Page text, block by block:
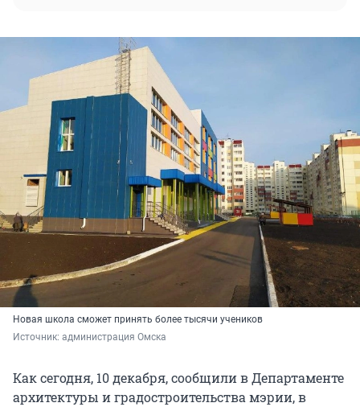
Новая школа сможет принять более тысячи учеников
Источник: администрация Омска
Как сегодня, 10 декабря, сообщили в Департаменте
архитектуры и градостроительства мэрии, в